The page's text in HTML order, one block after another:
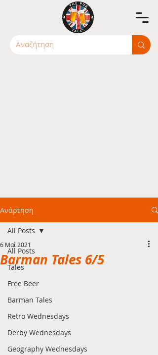
Ανάρτηση
All Posts
Tales
Free Beer
Barman Tales
Retro Wednesdays
Derby Wednesdays
Geography Wednesdays
All Posts
Barman Tales 6/5
6 Μαΐ 2021